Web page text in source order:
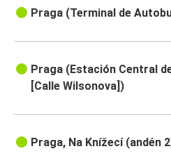
Praga (Terminal de
Praga (Estación Central
[Calle Wilsonova])
Praga, Na Knížecí (andén